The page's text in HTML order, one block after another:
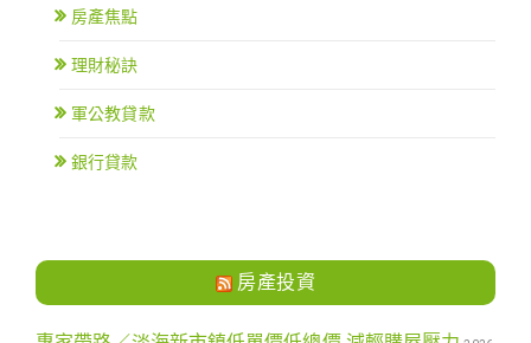
房產焦點
理財秘訣
軍公教貸款
銀行貸款
房產投資